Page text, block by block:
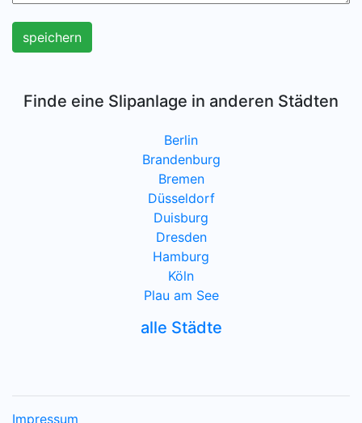
speichern
Finde eine Slipanlage in anderen Städten
Berlin
Brandenburg
Bremen
Düsseldorf
Duisburg
Dresden
Hamburg
Köln
Plau am See
alle Städte
Impressum